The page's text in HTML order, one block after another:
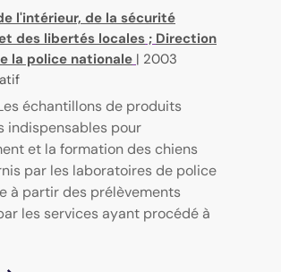
l'intérieur, de la sécurité
des libertés locales ; Direction
la police nationale | 2003
échantillons de produits
indispensables pour
et la formation des chiens
par les laboratoires de police
à partir des prélèvements
les services ayant procédé à